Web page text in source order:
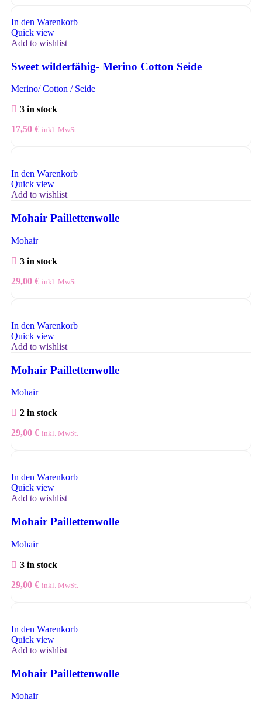
In den Warenkorb
Quick view
Add to wishlist
Sweet wilderfähig- Merino Cotton Seide
Merino/ Cotton / Seide
3 in stock
17,50 € inkl. MwSt.
In den Warenkorb
Quick view
Add to wishlist
Mohair Paillettenwolle
Mohair
3 in stock
29,00 € inkl. MwSt.
In den Warenkorb
Quick view
Add to wishlist
Mohair Paillettenwolle
Mohair
2 in stock
29,00 € inkl. MwSt.
In den Warenkorb
Quick view
Add to wishlist
Mohair Paillettenwolle
Mohair
3 in stock
29,00 € inkl. MwSt.
In den Warenkorb
Quick view
Add to wishlist
Mohair Paillettenwolle
Mohair